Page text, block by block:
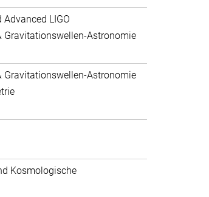
LIGO
Gravitationswellen-Astronomie
Gravitationswellen-Astronomie
Kosmologische